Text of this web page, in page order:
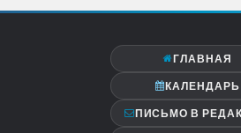
ГЛАВНАЯ
КАЛЕНДАРЬ
ПИСЬМО В